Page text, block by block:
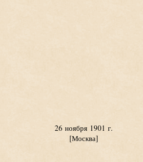
26 ноября 1901 г.
[Москва]